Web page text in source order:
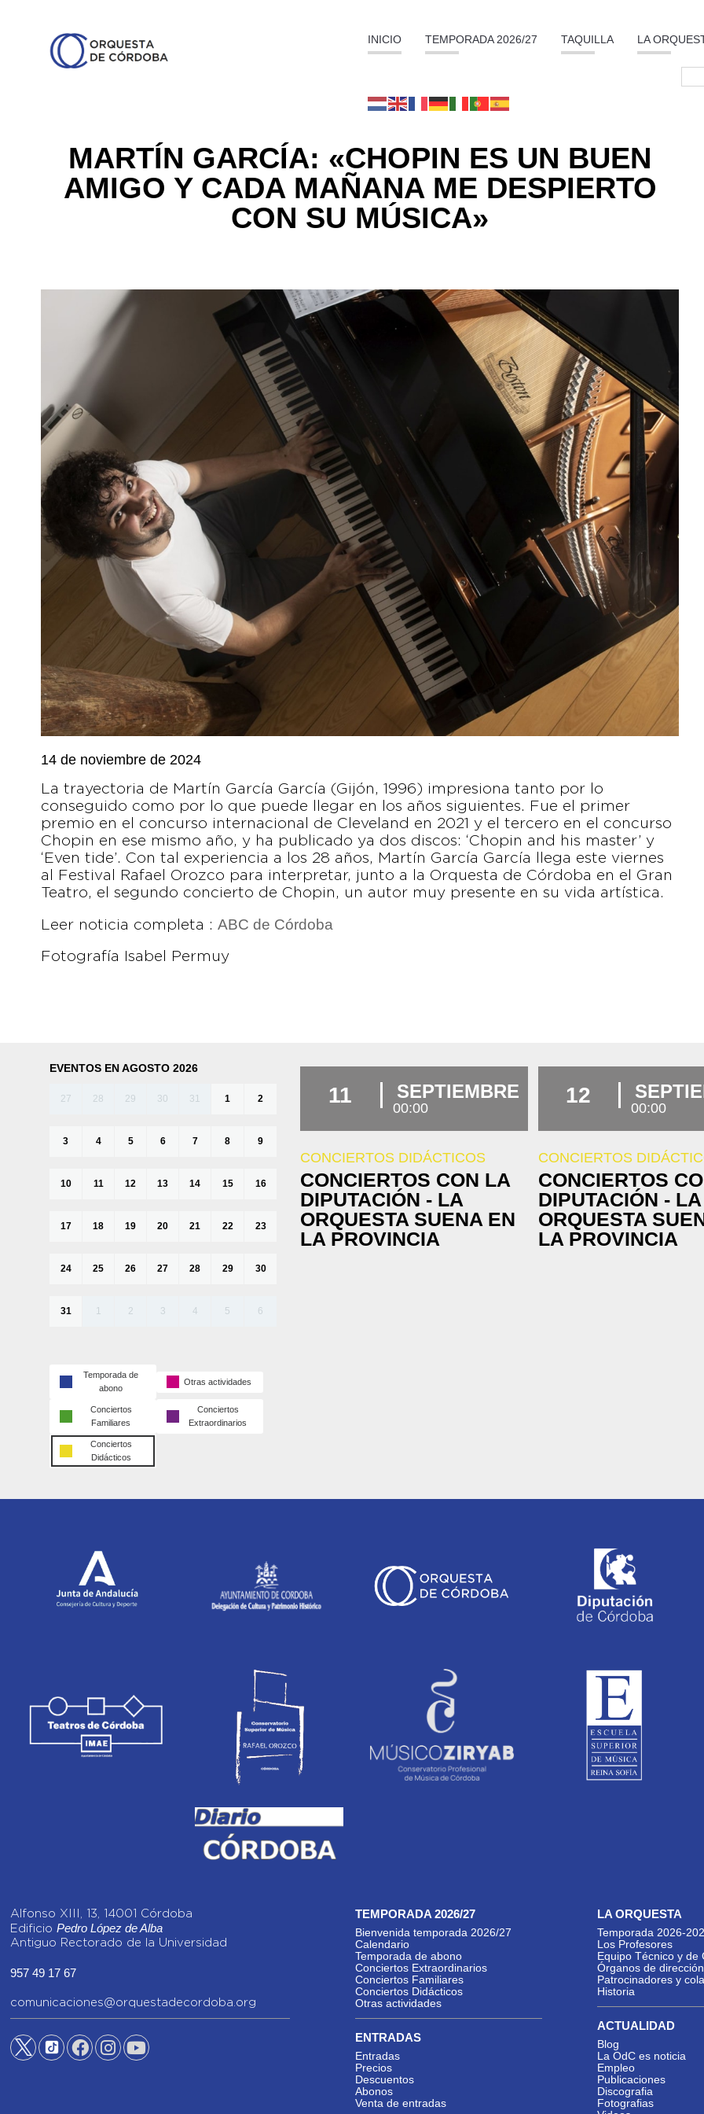
INICIO TEMPORADA 2026/27 TAQUILLA LA
MARTÍN GARCÍA: «CHOPIN ES UN BUEN
AMIGO Y CADA MAÑANA ME DESPIERTO
CON SU MÚSICA»
14 de noviembre de 2024
La trayectoria de Martín García García (Gijón, 1996) impresiona tanto por lo
conseguido como por lo que puede llegar en los años siguientes. Fue el primer
premio en el concurso internacional de Cleveland en 2021 y el tercero en el concurso
Chopin en ese mismo año, y ha publicado ya dos discos: ‘Chopin and his master’ y
‘Even tide’. Con tal experiencia a los 28 años, Martín García García llega este viernes
al Festival Rafael Orozco para interpretar, junto a la Orquesta de Córdoba en el Gran
Teatro, el segundo concierto de Chopin, un autor muy presente en su vida artística.
Leer noticia completa : ABC de Córdoba
Fotografía Isabel Permuy
EVENTOS EN AGOSTO 2026
27 28 29 30 31 1 2
3 4 5 6 7 8 9
10 11 12 13 14 15 16
17 18 19 20 21 22 23
24 25 26 27 28 29 30
31 1 2 3 4 5 6
Temporada de
abono
Otras actividades
Conciertos
Familiares
Conciertos
Extraordinarios
Conciertos
Didácticos
11 SEPTIEMBRE
00:00
CONCIERTOS DIDÁCTICOS
CONCIERTOS CON LA
DIPUTACIÓN - LA
ORQUESTA SUENA EN
LA PROVINCIA
12
00:00
CONCIERTOS
CONCIERTOS
DIPUTACIÓN - LA
ORQUESTA
LA PROVINCIA
Alfonso XIII, 13, 14001 Córdoba
EdificioPedro López de Alba
Antiguo Rectorado de la Universidad
957 49 17 67
comunicaciones@orquestadecordoba.org
TEMPORADA 2026/27
Bienvenida temporada 2026/27
Calendario
Temporada de abono
Conciertos Extraordinarios
Conciertos Familiares
Conciertos Didácticos
Otras actividades
ENTRADAS
Entradas
Precios
Descuentos
Abonos
Venta de entradas
LA ORQUESTA
Temporada 2026-
Los Profesores
Equipo Técnico y de
Órganos de dirección
Patrocinadores y
Historia
ACTUALIDAD
Blog
La OdC es noticia
Empleo
Publicaciones
Discografia
Fotografias